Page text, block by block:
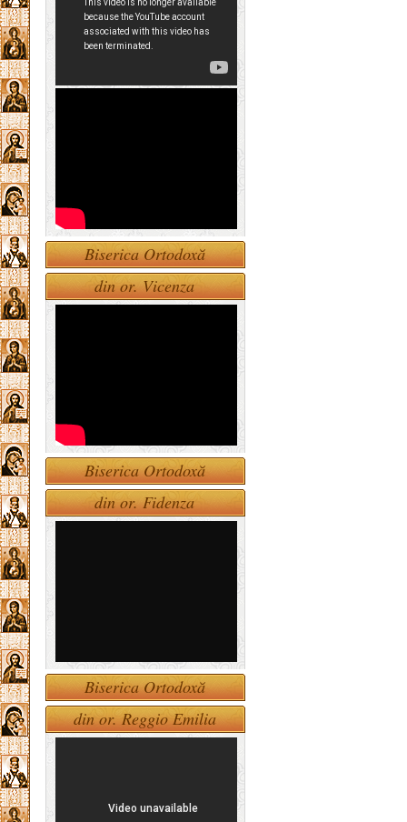
Biserica Ortodoxă
din or. Vicenza
Biserica Ortodoxă
din or. Fidenza
Biserica Ortodoxă
din or. Reggio Emilia